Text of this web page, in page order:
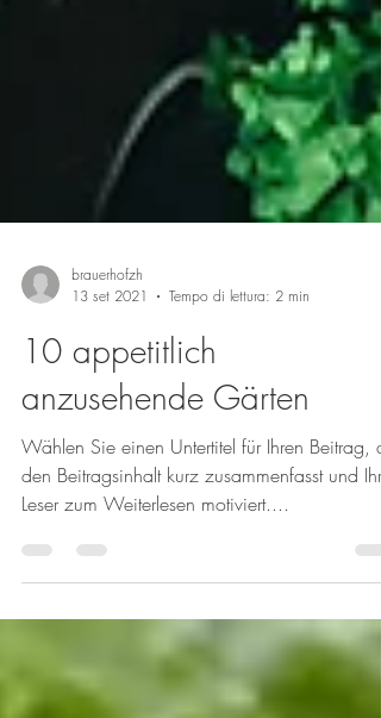
13 set 2021
Tempo di lettura: 2 min
10 appetitlich
anzusehende Gärten
Wählen Sie einen Untertitel für Ihren Beitrag,
Leser zum Weiterlesen motiviert....